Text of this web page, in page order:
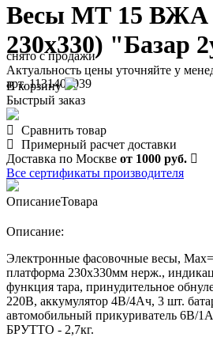
Весы МТ 15 ВЖА
230х330) "Базар
арт. 1131400039
снято с продажи
Актуальность цены уточняйте у
В корзину
Быстрый заказ
Сравнить товар
Примерный расчет доставки
Доставка по Москве от 1000 руб.
Все сертификаты производителя
ОписаниеТовара
Описание:
Электронные фасовочные весы,
платформа 230х330мм нерж.,
функция тара, принудительное
220В, аккумулятор 4В/4Ач, 3 шт.
автомобильный прикуриватель 6В/
БРУТТО - 2,7кг.